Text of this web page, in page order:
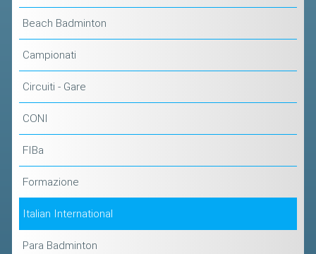
Beach Badminton
Campionati
Circuiti - Gare
CONI
FIBa
Formazione
Italian International
Para Badminton
PROMOZIONE
NUOVI GIOCHI DELLA GIOVENTÙ
PROGETTO SHUTTLE TIME
PROGETTI SPORT E SALUTE
FORMAZIONE